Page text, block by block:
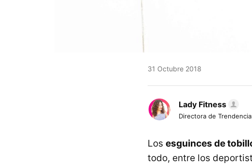
31 Octubre 2018
Lady Fitness
Directora de
Los esguinces de
todo, entre los